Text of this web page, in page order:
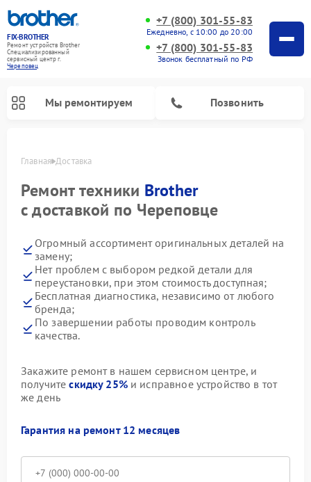
FIX-BROTHER
Ремонт устройств Brother
Специализированный
cервисный центр г.
Череповец
+7 (800) 301-55-83
Ежедневно, с 10:00 до 20:00
+7 (800) 301-55-83
Звонок бесплатный по РФ
Мы ремонтируем Позвонить
Главная Доставка
Ремонт техники Brother
с доставкой по Череповце
Огромный ассортимент оригинальных деталей на
замену;
Нет проблем с выбором редкой детали для
переустановки, при этом стоимость доступная;
Бесплатная диагностика, независимо от любого
бренда;
По завершении работы проводим контроль
качества.
Закажите ремонт в нашем сервисном центре, и
получитескидку 25%и исправное устройство в тот
же день
Гарантия на ремонт 12 месяцев